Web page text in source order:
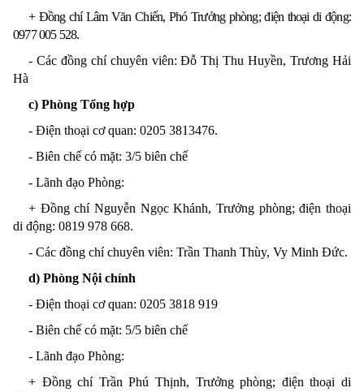
+ Đồng chíLâm Văn Chiến, Phó Trưởng phòng;điện thoại di động:
0977 005 528.
- Các đồng chí chuyên viên: Đỗ Thị Thu Huyền, Trương Hải
Hà
c) Phòng Tổng hợp
- Điện thoại cơ quan: 0205 3813476.
- Biên chế có mặt: 3/5 biên chế
- Lãnh đạo Phòng:
+ Đồng chíNguyễn Ngọc Khánh, Trưởng phòng;điện thoại
di động: 0819 978 668.
- Các đồng chí chuyên viên: Trần Thanh Thùy, Vy Minh Đức.
d) Phòng Nội chính
- Điện thoại cơ quan: 0205 3818 919
- Biên chế có mặt: 5/5 biên chế
- Lãnh đạo Phòng:
+ Đồng chí Trần Phú Thịnh, Trưởng phòng; điện thoại di